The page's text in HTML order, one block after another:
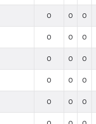
0 0 0
0 0 0
0 0 0
0 0 0
0 0 0